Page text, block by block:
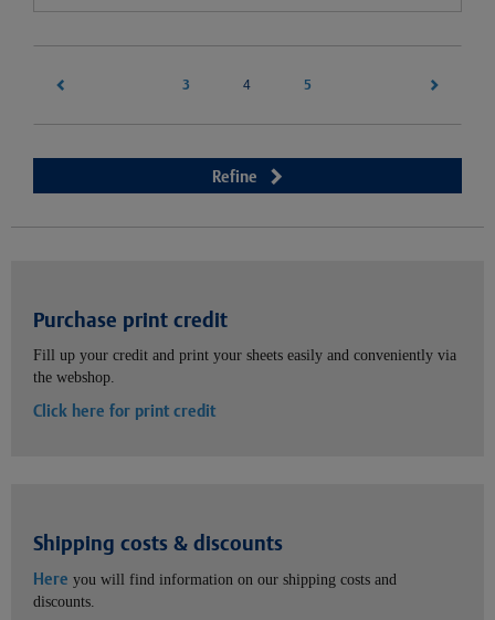
3 4(current) 5
Refine
Purchase print credit
Fill up your credit and print your sheets easily and conveniently via
the webshop.
Click here for print credit
Shipping costs & discounts
Here you will find information on our shipping costs and
discounts.